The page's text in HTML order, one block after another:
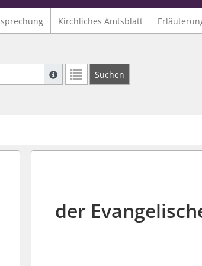
Kirchliches Amtsblatt
Suche mit Platzhalter "*", Bsp.
Suchen
der